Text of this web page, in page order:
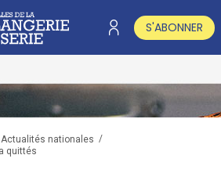
S'ABONNER
Actualités nationales /
quittés